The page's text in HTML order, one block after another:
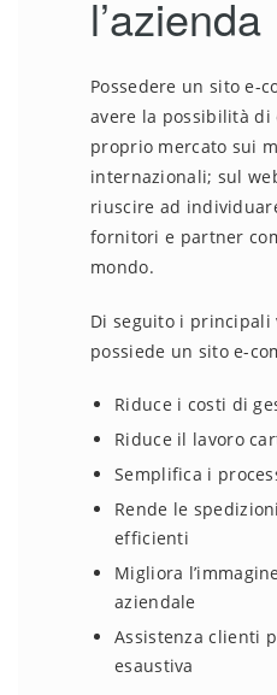
l’azienda
Possedere un sito e-
avere la possibilità di
proprio mercato sui
internazionali; sul
riuscire ad
fornitori e partner
mondo.
Di seguito i principali
possiede un sito e-
Riduce i costi di
Riduce il lavoro
Semplifica i
Rende le
efficienti
Migliora
aziendale
Assistenza clienti
esaustiva